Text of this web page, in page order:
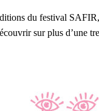
du festival
sur plus d’une